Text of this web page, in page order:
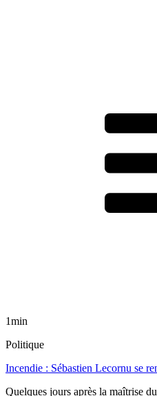
1min
Politique
Incendie : Sébastien Lecornu se
Quelques jours après la maîtrise